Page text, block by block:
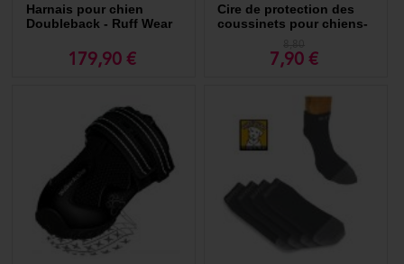
Harnais pour chien
Doubleback - Ruff Wear
179,90 €
Cire de protection des
coussinets pour chiens-
7,90 €